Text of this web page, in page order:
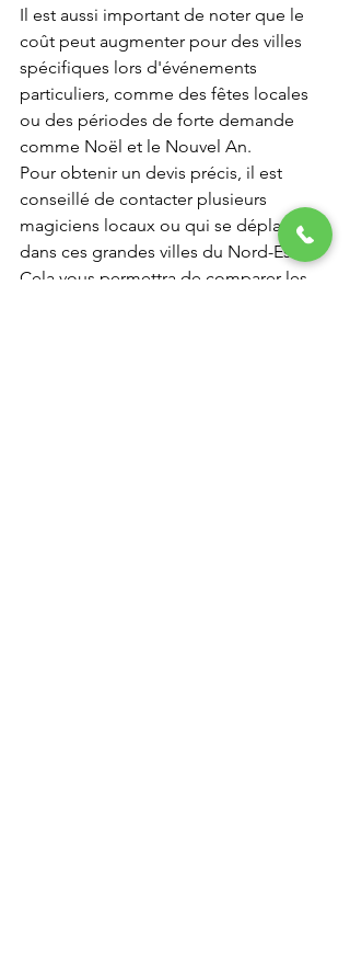
Il est aussi important de noter que le
coût peut augmenter pour des villes
spécifiques lors d'événements
particuliers, comme des fêtes locales
ou des périodes de forte demande
comme Noël et le Nouvel An.
Pour obtenir un devis précis, il est
conseillé de contacter plusieurs
magiciens locaux ou qui se déplacent
dans ces grandes villes du Nord-Est.
Cela vous permettra de comparer les